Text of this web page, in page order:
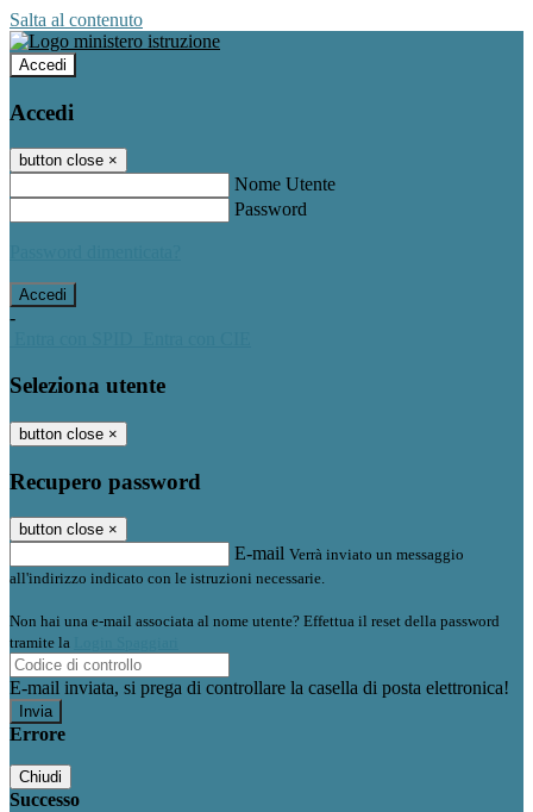
Salta al contenuto
Accedi
Accedi
button close ×
Nome Utente
Password
-
Seleziona utente
button close ×
Recupero password
button close ×
E-mail Verrà inviato un messaggio
all'indirizzo indicato con le istruzioni necessarie.
Non hai una e-mail associata al nome utente? Effettua il reset della password
tramite la
E-mail inviata, si prega di controllare la casella di posta elettronica!
Errore
Chiudi
Successo